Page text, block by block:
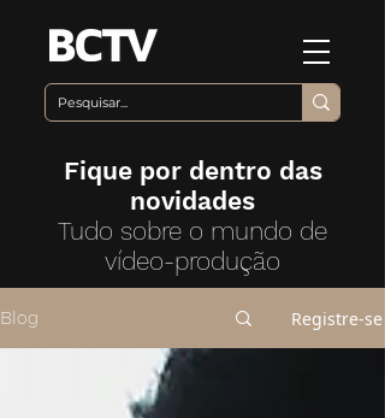
Fique por dentro das
novidades
Tudo sobre o mundo de
vídeo-produção
Blog Registre-se